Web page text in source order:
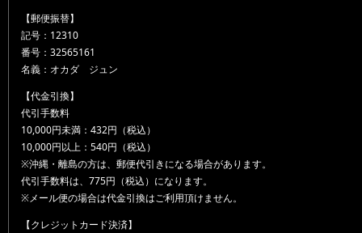
【郵便振替】
記号：12310
番号：32565161
名義：オカダ ジュン
【代金引換】
代引手数料
10,000円未満：432円（税込）
10,000円以上：540円（税込）
※沖縄・離島の方は、郵便代引きになる場合があります。
代引手数料は、775円（税込）になります。
※メール便の場合は代金引換はご利用頂けません。
【クレジットカード決済】